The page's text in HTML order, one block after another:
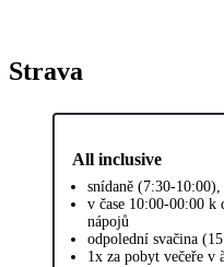
Strava
All inclusive
snídaně (7:30-
v čase 10:00-00:00 k
nápojů
odpolední svačina
1x za pobyt večeře v